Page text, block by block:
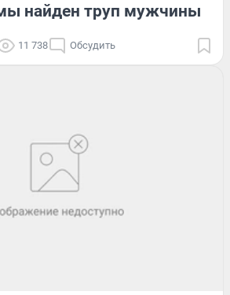
найден труп мужчины
11 738 Обсудить